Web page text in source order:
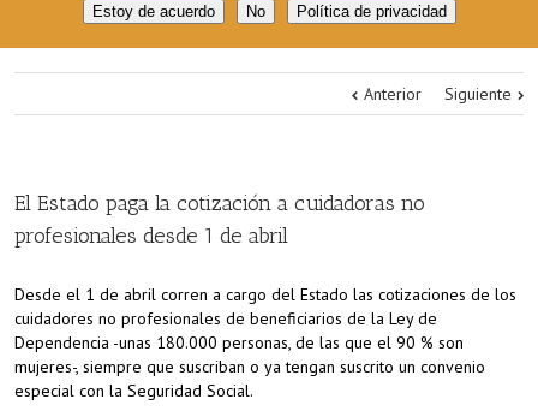
Anterior Siguiente
El Estado paga la cotización a cuidadoras no
profesionales desde 1 de abril
Desde el 1 de abril corren a cargo del Estado las cotizaciones de los
cuidadores no profesionales de beneficiarios de la Ley de
Dependencia -unas 180.000 personas, de las que el 90 % son
mujeres-, siempre que suscriban o ya tengan suscrito un convenio
especial con la Seguridad Social.
Estoy de acuerdo No Política de privacidad